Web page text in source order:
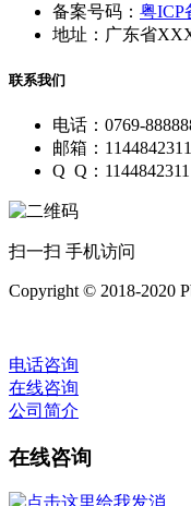
备案号码： 粤ICP
地址：广东省
联系我们
电话：0769-
邮箱：
Q Q：1144842311
扫一扫 手机访问
Copyright © 2018-2020
电话咨询
在线咨询
公司简介
在线咨询